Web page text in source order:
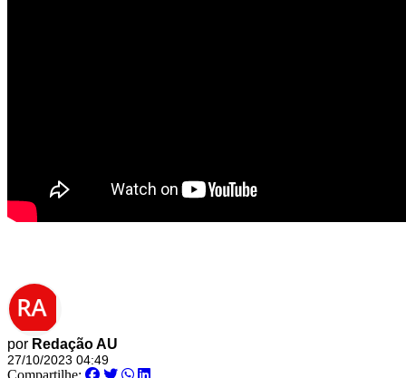
por Redação AU
27/10/2023 04:49
Compartilhe: